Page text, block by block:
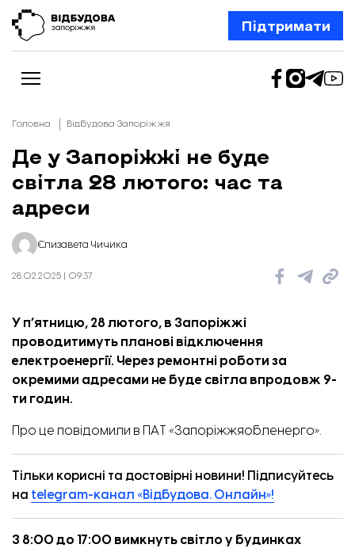
Підтримати
Новини
Відбудова Запоріжжя
Ексклюзив
Бізнес
Шлях додому
Відбудова. Життя
Про нас
Головна Відбудова Запоріжжя
Де у Запоріжжі не буде
світла 28 лютого: час та
адреси
Єлизавета Чичика
28.02.2025 | 09:37
У п’ятницю, 28 лютого, в Запоріжжі
проводитимуть планові відключення
електроенергії. Через ремонтні роботи за
окремими адресами не буде світла впродовж 9-
ти годин.
Про це повідомили в ПАТ «Запоріжжяобленерго».
Тільки корисні та достовірні новини! Підписуйтесь
на telegram-канал «Відбудова. Онлайн»!
З 8:00 до 17:00 вимкнуть світло у будинках